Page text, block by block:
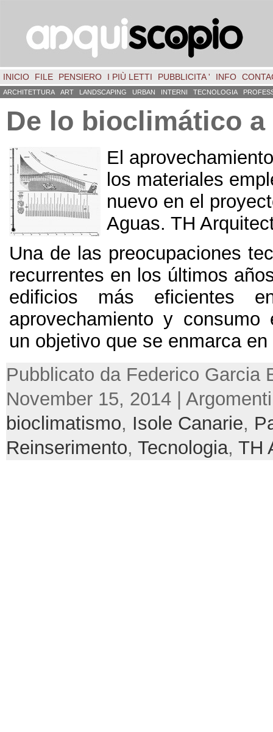
INICIO FILE PENSIERO I PIÙ LETTI PUBBLICITA ' INFO
ARCHITETTURA ART LANDSCAPING URBAN INTERNI TECNOLOGIA
De lo bioclimático
El
los materiales
nuevo en el
Aguas. TH
Una de las preocupaciones
recurrentes en los últimos
edificios más eficientes
aprovechamiento y consumo
un objetivo que se enmarca en
Pubblicato da Federico Garcia
November 15, 2014 |
bioclimatismo, Isole Canarie,
Reinserimento, Tecnologia, TH